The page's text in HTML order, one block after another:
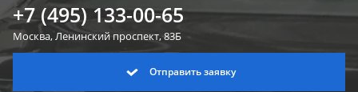
+7 (495) 133-00-65
Москва, Ленинскийпроспект, 83Б
Отправить заявку